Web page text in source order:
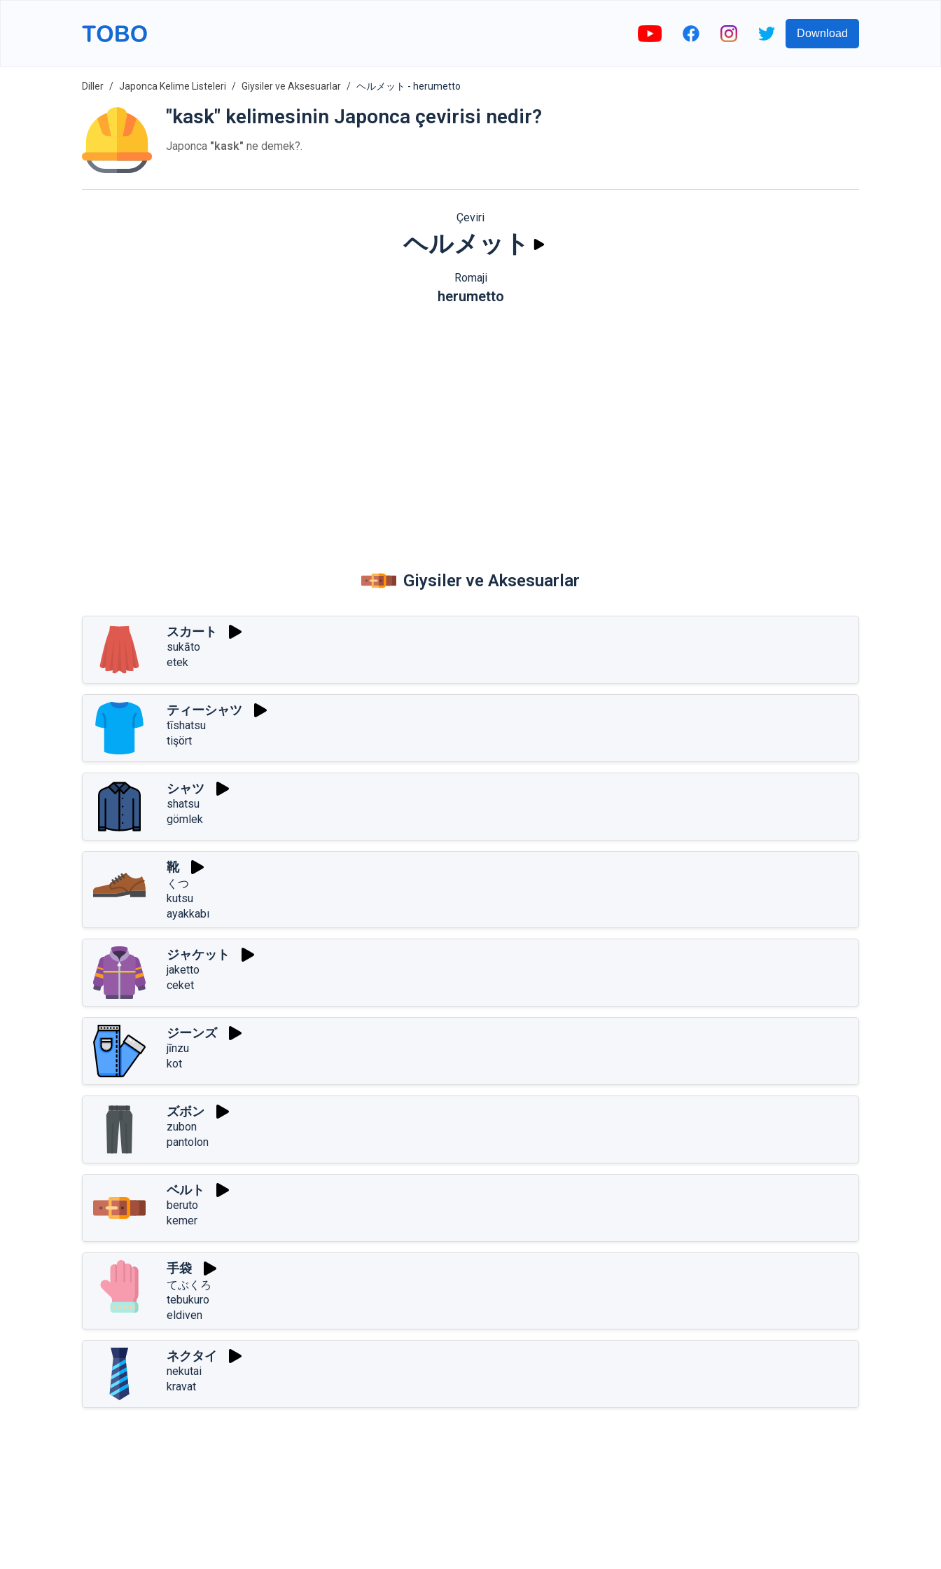
Download
Diller Japonca Kelime Listeleri Giysiler ve Aksesuarlar ヘルメット - herumetto
"kask" kelimesinin Japonca çevirisi nedir?
Japonca "kask" ne demek?.
Çeviri
ヘルメット
Romaji
herumetto
Giysiler ve Aksesuarlar
スカート
sukāto
etek
ティーシャツ
tīshatsu
tişört
シャツ
shatsu
gömlek
靴
くつ
kutsu
ayakkabı
ジャケット
jaketto
ceket
ジーンズ
jīnzu
kot
ズボン
zubon
pantolon
ベルト
beruto
kemer
手袋
てぶくろ
tebukuro
eldiven
ネクタイ
nekutai
kravat